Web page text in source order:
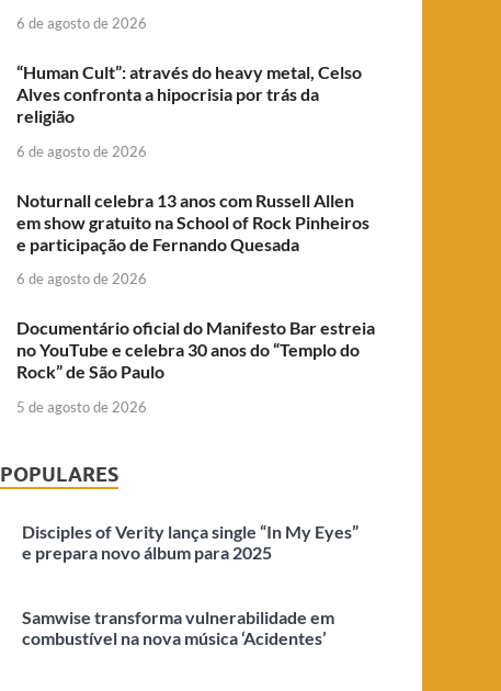
6 de agosto de 2026
“Human Cult”: através do heavy metal, Celso
Alves confronta a hipocrisia por trás da
religião
6 de agosto de 2026
Noturnall celebra 13 anos com Russell Allen
em show gratuito na School of Rock Pinheiros
e participação de Fernando Quesada
6 de agosto de 2026
Documentário oficial do Manifesto Bar estreia
no YouTube e celebra 30 anos do “Templo do
Rock” de São Paulo
5 de agosto de 2026
POPULARES
Disciples of Verity lança single “In My Eyes”
e prepara novo álbum para 2025
Samwise transforma vulnerabilidade em
combustível na nova música ‘Acidentes’